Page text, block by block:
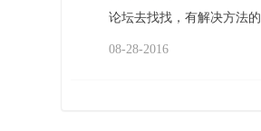
论坛去找找，有解决方法的
08-28-2016